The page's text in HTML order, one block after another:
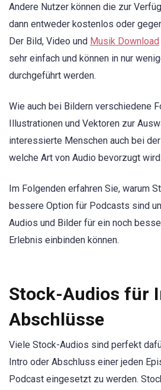
Andere Nutzer können die zur
dann entweder kostenlos oder
Der Bild, Video und Musik Download
sehr einfach und können in nur
durchgeführt werden.
Wie auch bei Bildern verschiedene
Illustrationen und Vektoren zur
interessierte Menschen auch bei der
welche Art von Audio bevorzugt wird.
Im Folgenden erfahren Sie, warum
bessere Option für Podcasts sind
Audios und Bilder für ein noch
Erlebnis einbinden können.
Stock-Audios für
Abschlüsse
Viele Stock-Audios sind perfekt
Intro oder Abschluss einer jeden
Podcast eingesetzt zu werden.